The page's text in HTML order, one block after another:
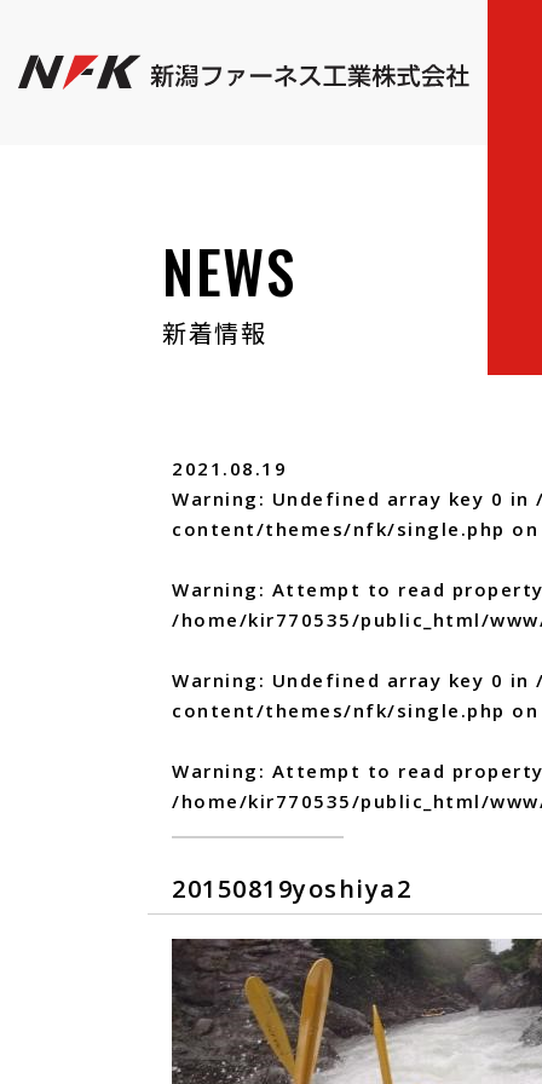
NEWS
新着情報
2021.08.19
Warning : Undefined array key 0 in
content/themes/nfk/single.php
Warning : Attempt to read
/home/kir770535/public_html/
Warning : Undefined array key 0 in
content/themes/nfk/single.php
Warning : Attempt to read
/home/kir770535/public_html/
20150819yoshiya2